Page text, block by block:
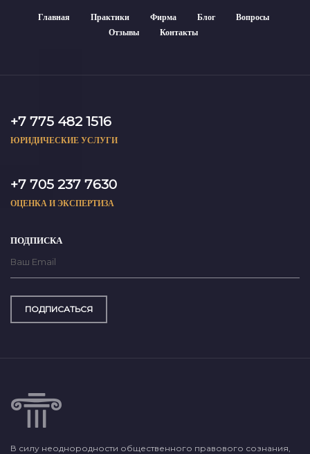
Главная Практики Фирма Блог
Вопросы
Отзывы
Контакты
+7 775 482 1516
ЮРИДИЧЕСКИЕ УСЛУГИ
+7 705 237 7630
ОЦЕНКА И ЭКСПЕРТИЗА
ПОДПИСКА
ПОДПИСАТЬСЯ
В силу неоднородности общественного правового сознания,